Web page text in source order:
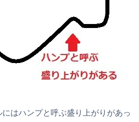
はハンプと呼ぶ盛り上がりがあっ